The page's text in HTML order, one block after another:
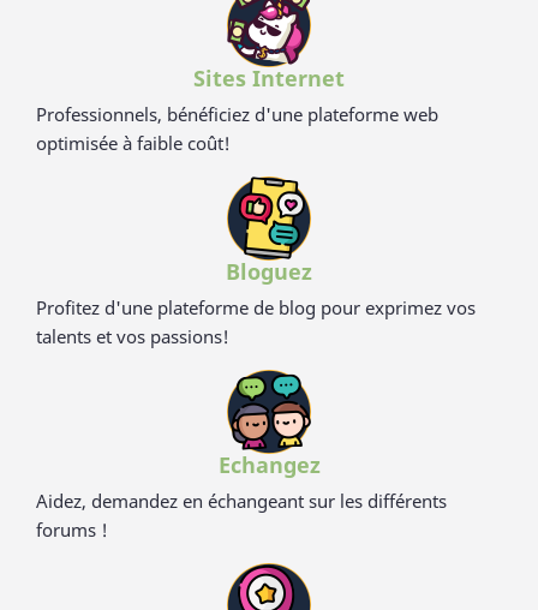
Sites Internet
Professionnels, bénéficiez d'une plateforme web
optimisée à faible coût!
Bloguez
Profitez d'une plateforme de blog pour exprimez vos
talents et vos passions!
Echangez
Aidez, demandez en échangeant sur les différents
forums !